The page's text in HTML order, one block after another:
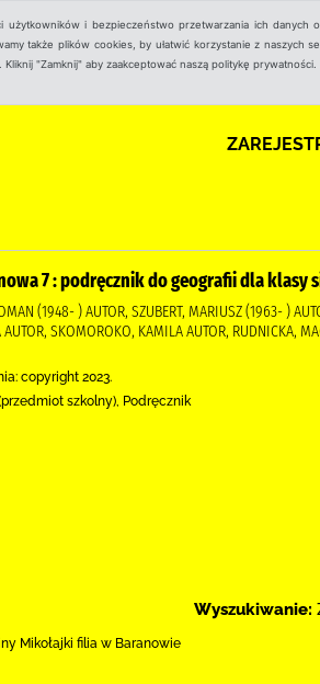
i bezpieczeństwo przetwarzania ich
także plików cookies, by ułatwić korzystanie z naszych
"Zamknij" aby zaakceptować naszą politykę prywatności.
7 : podręcznik do geografii dla klasy
(1948- ) AUTOR, SZUBERT, MARIUSZ (1963- )
AUTOR, SKOMOROKO, KAMILA AUTOR, RUDNICKA,
copyright 2023.
szkolny), Podręcznik
Wyszukiwanie:
Mikołajki filia w Baranowie